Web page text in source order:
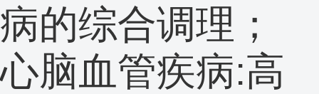
病的综合调理；
心脑血管疾病:高